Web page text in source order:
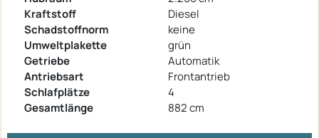
Kraftstoff
Diesel
Schadstoffnorm
keine
Umweltplakette
grün
Getriebe
Automatik
Antriebsart
Frontantrieb
Schlafplätze
4
Gesamtlänge
882 cm